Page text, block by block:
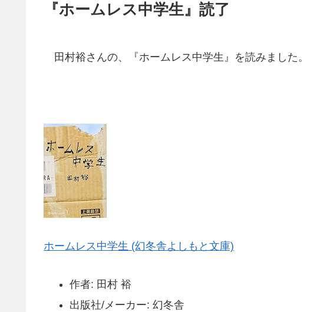
『ホームレス中学生』読了
田村裕さんの、『ホームレス中学生』を読みました。
ホームレス中学生 (幻冬舎よしもと文庫)
作者: 田村 裕
出版社/メーカー: 幻冬舎